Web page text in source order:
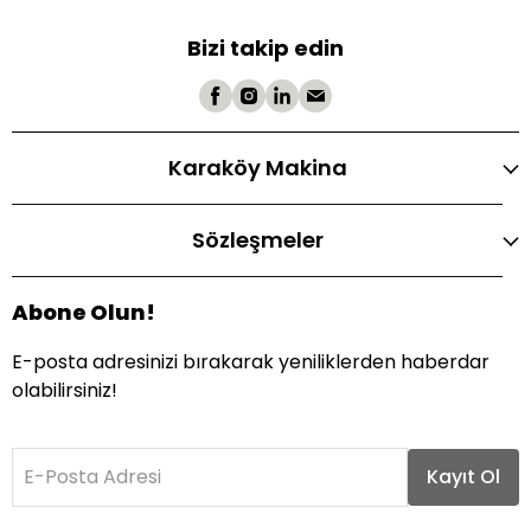
Bizi takip edin
Karaköy Makina
Sözleşmeler
Abone Olun!
E-posta adresinizi bırakarak yeniliklerden haberdar
olabilirsiniz!
E-Posta Adresi Kayıt Ol